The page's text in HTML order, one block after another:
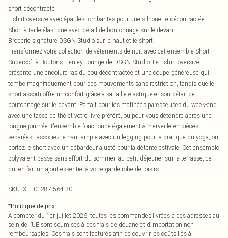
short décontracté
T-shirt oversize avec épaules tombantes pour une silhouette décontractée
Short à taille élastique avec détail de boutonnage sur le devant
Broderie signature DSGN Studio sur le haut et le short
Transformez votre collection de vêtements de nuit avec cet ensemble Short
Supersoft à Boutons Henley Lounge de DSGN Studio. Le t-shirt oversize
présente une encolure ras du cou décontractée et une coupe généreuse qui
tombe magnifiquement pour des mouvements sans restriction, tandis que le
short assorti offre un confort grâce à sa taille élastique et son détail de
boutonnage sur le devant. Parfait pour les matinées paresseuses du week-end
avec une tasse de thé et votre livre préféré, ou pour vous détendre après une
longue journée. L'ensemble fonctionne également à merveille en pièces
séparées - associez le haut ample avec un legging pour la pratique du yoga, ou
portez le short avec un débardeur ajusté pour la détente estivale. Cet ensemble
polyvalent passe sans effort du sommeil au petit-déjeuner sur la terrasse, ce
qui en fait un ajout essentiel à votre garde-robe de loisirs.
SKU: XTT01287-564-30
*Politique de prix
À compter du 1er juillet 2026, toutes les commandes livrées à des adresses au
sein de l’UE sont soumises à des frais de douane et d’importation non
remboursables. Ces frais sont facturés afin de couvrir les coûts liés à